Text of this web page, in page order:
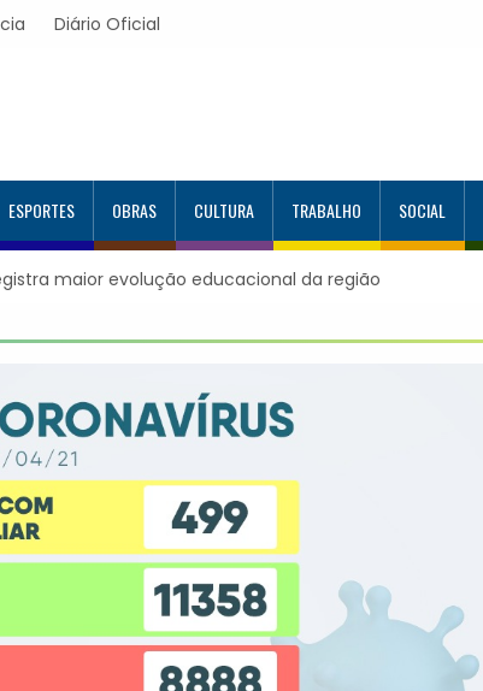
Diário Oficial
ESPORTES OBRAS CULTURA TRABALHO SOCIAL
maior evolução educacional da região